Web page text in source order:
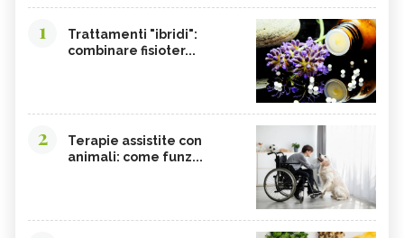
1
Trattamenti "ibridi":
combinare fisioter...
2
Terapie assistite con
animali: come funz...